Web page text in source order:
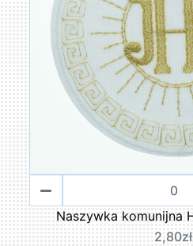
Naszywka komunijna
2,80zł